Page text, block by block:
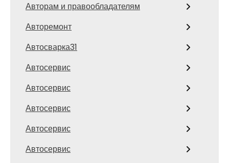
Авторам и правообладателям
Авторемонт
Автосварка31
Автосервис
Автосервис
Автосервис
Автосервис
Автосервис